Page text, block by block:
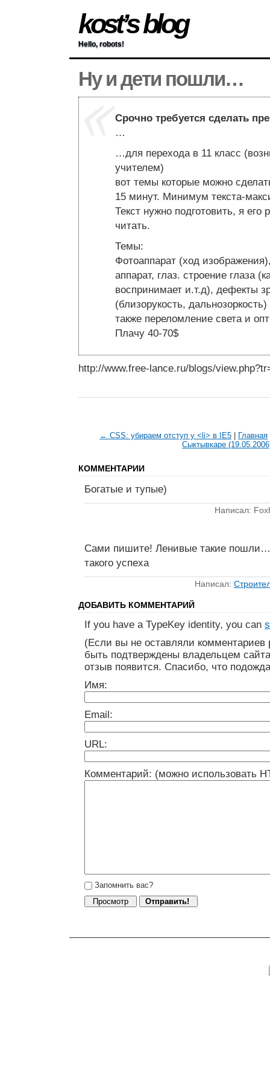
kost’s blog
Hello, robots!
Ну и дети пошли…
Срочно требуется сделать
…
…для перехода в 11 класс
учителем)
вот темы которые можно
15 минут. Минимум текста-
Текст нужно подготовить, я его
читать.
Темы:
Фотоаппарат (ход
аппарат, глаз. строение глаза
воспринимает и.т.д), дефекты
(близорукость, дальнозоркость)
также переломление света и
Плачу 40-70$
http://www.free-lance.ru/blogs/
← CSS: убираем отступ у <li> в IE5 Главная
Сыктывкаре
КОММЕНТАРИИ
Богатые и тупые)
Написал:
Сами пишите! Ленивые такие пошли…
такого успеха
Написал:
ДОБАВИТЬ КОММЕНТАРИЙ
If you have a TypeKey identity, you can
(Если вы не оставляли
быть подтверждены владельцем
отзыв появится. Спасибо, что
Имя:
Email:
URL:
Комментарий: (можно использовать
Запомнить вас?